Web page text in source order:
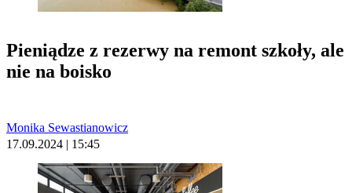
Pieniądze z rezerwy na remont szkoły, ale
nie na boisko
Monika Sewastianowicz
17.09.2024 | 15:45